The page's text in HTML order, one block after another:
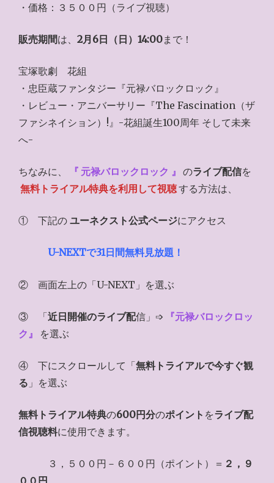
・価格：３５００円（ライブ視聴）
販売期間は、 2月6日（日）14:00まで！
宝塚歌劇 花組
・忠臣蔵ファンタジー『元禄バロックロック』
・レビュー・アニバーサリー『The Fascination（ザ
ファシネイション）!』-花組誕生100周年 そして未来
へ-
ちなみに、 『 元禄バロックロック 』 のライブ配信を
無料トライアル特典を利用して視聴する方法は、
① 下記の ユーネクスト公式ページにアクセス
U-NEXTで31日間無料見放題！
② 画面左上の「U-NEXT」を選ぶ
③ 「近日開催のライブ配信」➩
『元禄バロックロッ
ク』
を選ぶ
④ 下にスクロールして「無料トライアルで今すぐ観
る 」を選ぶ
無料トライアル特典の600円分のポイント をライブ配
信視聴料に使用できます。
３，５００円－６００円（ポイント）＝ ２，９
００円